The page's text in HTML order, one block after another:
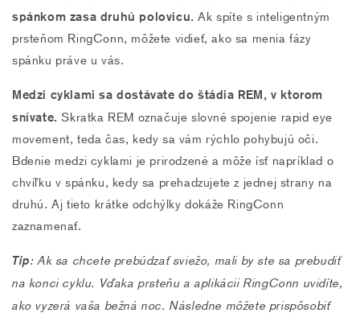
spánkom zasa druhú polovicu. Ak spíte s inteligentným
prsteňom RingConn, môžete vidieť, ako sa menia fázy
spánku práve u vás.
Medzi cyklami sa dostávate do štádia REM, v ktorom
snívate.Skratka REM označuje slovné spojenie rapid eye
movement, teda čas, kedy sa vám rýchlo pohybujú oči.
Bdenie medzi cyklami je prirodzené a môže ísť napríklad o
chvíľku v spánku, kedy sa prehadzujete z jednej strany na
druhú. Aj tieto krátke odchýlky dokáže RingConn
zaznamenať.
Tip: Ak sa chcete prebúdzať sviežo, mali by ste sa prebudiť
na konci cyklu. Vďaka prsteňu a aplikácii RingConn uvidíte,
ako vyzerá vaša bežná noc. Následne môžete prispôsobiť